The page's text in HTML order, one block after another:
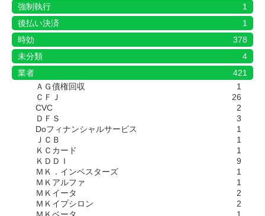
強制執行
1
後払い決済
1
時効
378
未分類
4
業者
421
ＡＧ債権回収
1
ＣＦＪ
26
CVC
2
ＤＦＳ
3
Doフィナンシャルサービス
1
ＪＣＢ
1
ＫＣカード
1
ＫＤＤＩ
9
ＭＫ．インベスターズ
1
ＭＫアルファ
1
ＭＫイータ
2
ＭＫイプシロン
2